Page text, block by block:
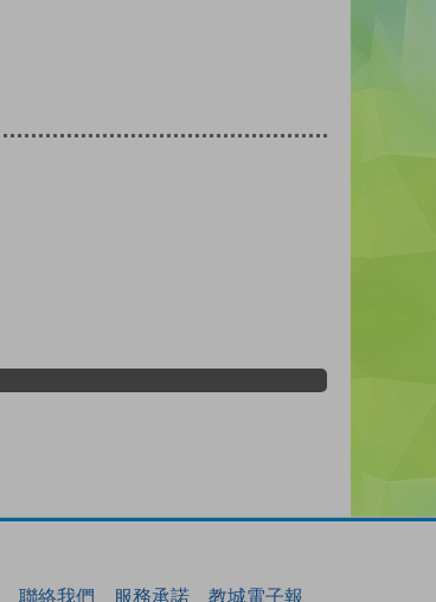
聯絡我們 服務承諾 教城電子報